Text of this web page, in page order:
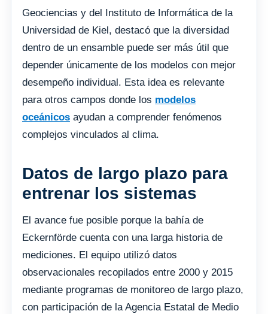
Geociencias y del Instituto de Informática de la
Universidad de Kiel, destacó que la diversidad
dentro de un ensamble puede ser más útil que
depender únicamente de los modelos con mejor
desempeño individual. Esta idea es relevante
para otros campos donde los modelos
oceánicos ayudan a comprender fenómenos
complejos vinculados al clima.
Datos de largo plazo para
entrenar los sistemas
El avance fue posible porque la bahía de
Eckernförde cuenta con una larga historia de
mediciones. El equipo utilizó datos
observacionales recopilados entre 2000 y 2015
mediante programas de monitoreo de largo plazo,
con participación de la Agencia Estatal de Medio